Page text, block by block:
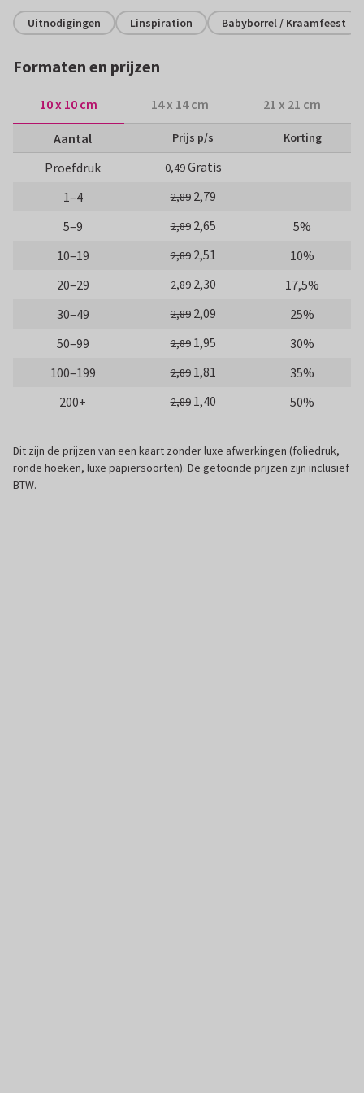
Uitnodigingen Linspiration Babyborrel / Kraamfeest
Formaten en prijzen
10 x 10 cm 14 x 14 cm 21 x 21 cm
Aantal Prijs p/s Korting
Proefdruk 0,49Gratis
1–4
2,89 2,79
5–9
2,89 2,65
5%
10–19
2,89 2,51
10%
20–29
2,89 2,30
17,5%
30–49
2,89 2,09
25%
50–99
2,89 1,95
30%
100–199
2,89 1,81
35%
200+
2,89 1,40 50%
Dit zijn de prijzen van een kaart zonder luxe afwerkingen (foliedruk,
ronde hoeken, luxe papiersoorten). De getoonde prijzen zijn inclusief
BTW.